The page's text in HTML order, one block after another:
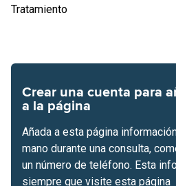
Tratamiento
Crear una cuenta para
a la página
Añada a esta página
mano durante una consulta,
un número de teléfono. Esta
siempre que visite esta página